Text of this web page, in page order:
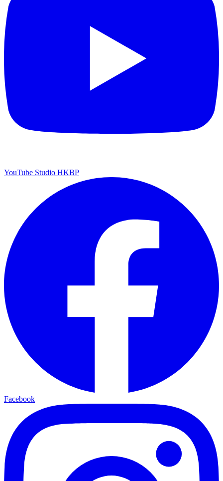
YouTube Studio HKBP
Facebook